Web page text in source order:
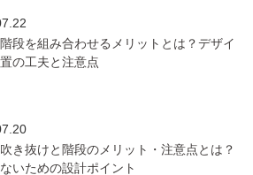
段を組み合わせるメリットとは？デザイ
の工夫と注意点
き抜けと階段のメリット・注意点とは？
いための設計ポイント